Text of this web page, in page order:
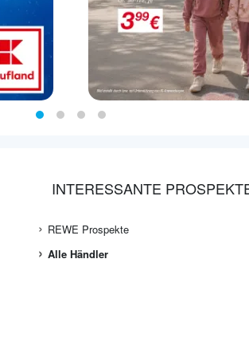
INTERESSANTE
REWE Prospekte
Alle Händler